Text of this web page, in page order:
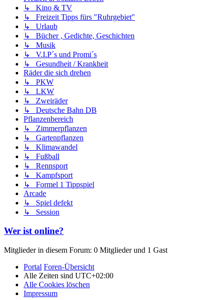
↳ Kino & TV
↳ Freizeit Tipps fürs "Ruhrgebiet"
↳ Urlaub
↳ Bücher , Gedichte, Geschichten
↳ Musik
↳ V.I.P´s und Promi´s
↳ Gesundheit / Krankheit
Räder die sich drehen
↳ PKW
↳ LKW
↳ Zweiräder
↳ Deutsche Bahn DB
Pflanzenbereich
↳ Zimmerpflanzen
↳ Gartenpflanzen
↳ Klimawandel
↳ Fußball
↳ Rennsport
↳ Kampfsport
↳ Formel 1 Tippspiel
Arcade
↳ Spiel defekt
↳ Session
Wer ist online?
Mitglieder in diesem Forum: 0 Mitglieder und 1 Gast
Portal Foren-Übersicht
Alle Zeiten sind UTC+02:00
Alle Cookies löschen
Impressum